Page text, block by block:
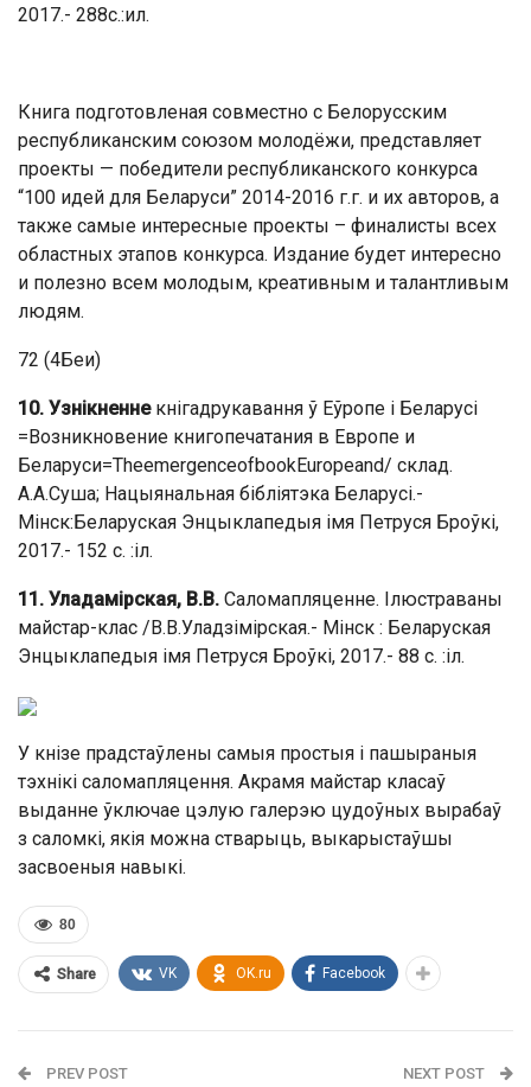
2017.- 288с.:ил.
Книга подготовленая совместно с Белорусским
республиканским союзом молодёжи, представляет
проекты — победители республиканского конкурса
“100 идей для Беларуси” 2014-2016 г.г. и их авторов, а
также самые интересные проекты – финалисты всех
областных этапов конкурса. Издание будет интересно
и полезно всем молодым, креативным и талантливым
людям.
72 (4Беи)
10. Узнікненнекнігадрукавання ў Еўропе і Беларусі
=Возникновение книгопечатания в Европе и
Беларуси=TheemergenceofbookEuropeand/ склад.
А.А.Суша; Нацыянальная бібліятэка Беларусі.-
Мінск:Беларуская Энцыклапедыя імя Петруся Броўкі,
2017.- 152 с. :іл.
11. Уладамірская, В.В. Саломапляценне. Ілюстраваны
майстар-клас /В.В.Уладзімірская.- Мінск : Беларуская
Энцыклапедыя імя Петруся Броўкі, 2017.- 88 с. :іл.
У кнізе прадстаўлены самыя простыя і пашыраныя
тэхнікі саломапляцення. Акрамя майстар класаў
выданне ўключае цэлую галерэю цудоўных вырабаў
з саломкі, якія можна стварыць, выкарыстаўшы
засвоеныя навыкі.
80
Share VK OK.ru Facebook
PREV POST NEXT POST